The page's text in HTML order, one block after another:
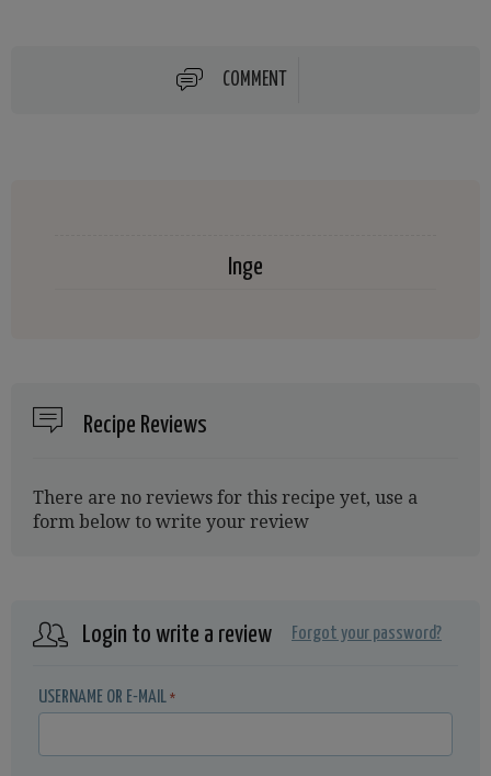
COMMENT
Inge
Recipe Reviews
There are no reviews for this recipe yet, use a
form below to write your review
Login to write a review Forgot your password?
USERNAME OR E-MAIL *